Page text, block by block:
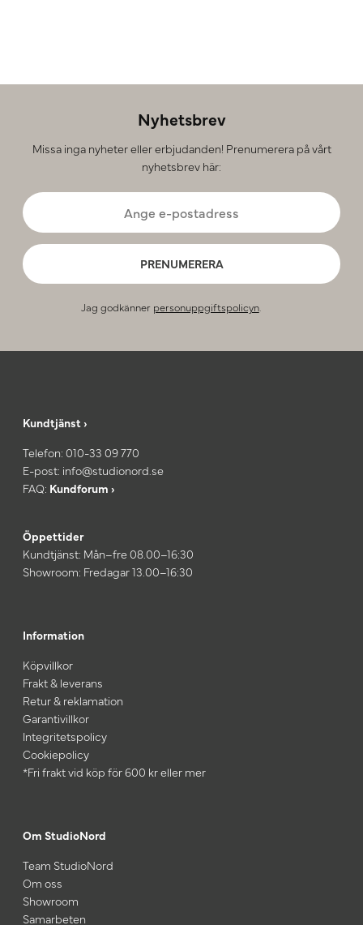
Nyhetsbrev
Missa inga nyheter eller erbjudanden! Prenumerera på vårt
nyhetsbrev här:
PRENUMERERA
Jag godkänner personuppgiftspolicyn.
Kundtjänst ›
Telefon: 010-33 09 770
E-post: info@studionord.se
FAQ: Kundforum ›
Öppettider
Kundtjänst: Mån–fre 08.00–16:30
Showroom: Fredagar 13.00–16:30
Information
Köpvillkor
Frakt & leverans
Retur & reklamation
Garantivillkor
Integritetspolicy
Cookiepolicy
*Fri frakt vid köp för 600 kr eller mer
Om StudioNord
Team StudioNord
Om oss
Showroom
Samarbeten